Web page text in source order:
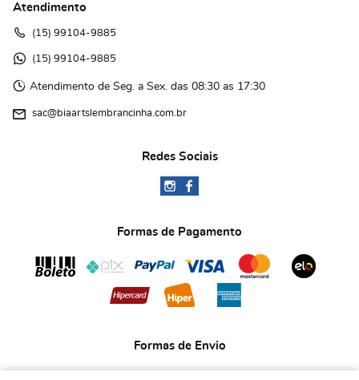
Atendimento
(15) 99104-9885
(15) 99104-9885
Atendimento de Seg. a Sex. das 08:30 as 17:30
sac@biaartslembrancinha.com.br
Redes Sociais
Formas de Pagamento
Formas de Envio